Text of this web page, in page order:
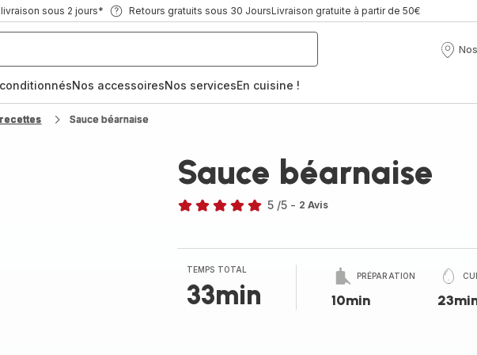
sous 2 jours* Retours gratuits sous 30 JoursLivraison gratuite à partir de 50€
Nos
Nos accessoiresNos servicesEn cuisine !
Sauce béarnaise
Sauce béarnaise
étoiles
(moyenne)
5 /5 - 2 Avis
TEMPS TOTAL
33min
PRÉPARATION
10min